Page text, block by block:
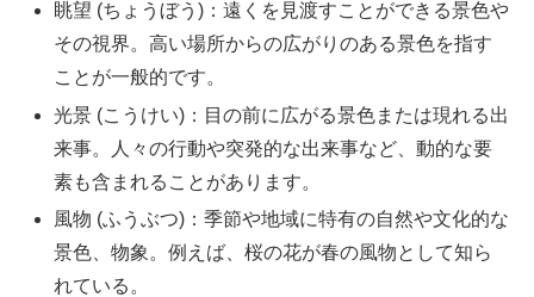
眺望 (ちょうぼう)：遠くを見渡すことができる景色や
その視界。高い場所からの広がりのある景色を指す
ことが一般的です。
光景 (こうけい)：目の前に広がる景色または現れる出
来事。人々の行動や突発的な出来事など、動的な要
素も含まれることがあります。
風物 (ふうぶつ)：季節や地域に特有の自然や文化的な
景色、物象。例えば、桜の花が春の風物として知ら
れている。